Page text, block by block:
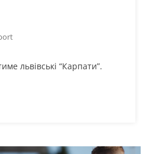
львівські “Карпати”.